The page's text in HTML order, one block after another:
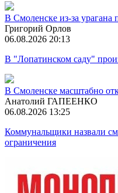
В Смоленске из-за
Григорий Орлов
06.08.2026 20:13
В "Лопатинском саду"
В Смоленске масштабно
Анатолий ГАПЕЕНКО
06.08.2026 13:25
Коммунальщики назвали
ограничения